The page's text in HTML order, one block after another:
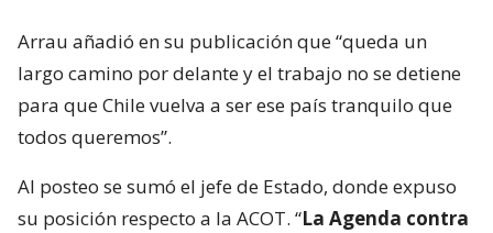
Arrau añadió en su publicación que “queda un
largo camino por delante y el trabajo no se detiene
para que Chile vuelva a ser ese país tranquilo que
todos queremos”.
Al posteo se sumó el jefe de Estado, donde expuso
su posición respecto a la ACOT. “La Agenda contra